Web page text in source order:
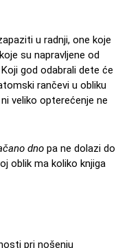
u radnji, one koje
su napravljene od
god odabrali dete će
rančevi u obliku
veliko opterećenje ne
dno pa ne dolazi do
oblik ma koliko knjiga
pri nošenju